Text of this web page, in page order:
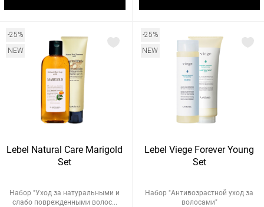
-25%
NEW
Lebel Natural Care Marigold
Set
Набор "Уход за натуральными и
слабо поврежденными волос...
-25%
NEW
Lebel Viege Forever Young
Set
Набор "Антивозрастной уход за
волосами"